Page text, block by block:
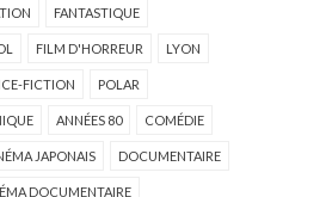
FANTASTIQUE
FILM D'HORREUR LYON
FICTION POLAR
ANNÉES 80 COMÉDIE
JAPONAIS DOCUMENTAIRE
DOCUMENTAIRE